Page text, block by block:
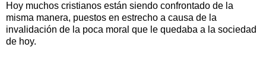
Hoy muchos cristianos están siendo confrontado de la
misma manera, puestos en estrecho a causa de la
invalidación de la poca moral que le quedaba a la sociedad
de hoy.